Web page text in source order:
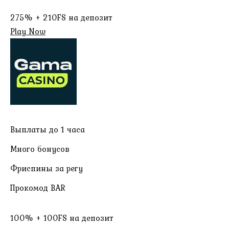
275% + 210FS на депозит
Play Now
Выплаты до 1 часа
Много бонусов
Фриспины за регу
Прокомод BAR
100% + 100FS на депозит